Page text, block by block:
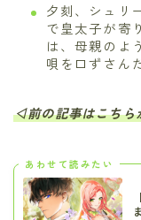
夕刻、シュリ
で皇太子が寄
は、母親のよ
唄を口ずさん
◁前の記事はこちら
あわせて読みたい